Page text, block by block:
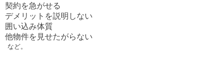
契約を急がせる
デメリットを説明しない
囲い込み体質
他物件を見せたがらない
など。